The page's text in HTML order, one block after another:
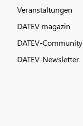
Veranstaltungen
DATEV magazin
DATEV-Community
DATEV-Newsletter